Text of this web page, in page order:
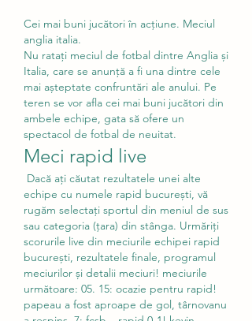
Cei mai buni jucători în acțiune. Meciul
anglia italia.
Nu ratați meciul de fotbal dintre Anglia și
Italia, care se anunță a fi una dintre cele
mai așteptate confruntări ale anului. Pe
teren se vor afla cei mai buni jucători din
ambele echipe, gata să ofere un
spectacol de fotbal de neuitat.
Meci rapid live
echipe cu numele rapid bucurești, vă
rugăm selectați sportul din meniul de sus
sau categoria (țara) din stânga. Urmăriți
scorurile live din meciurile echipei rapid
bucurești, rezultatele finale, programul
meciurilor și detalii meciuri! meciurile
următoare: 05. 15: ocazie pentru rapid!
papeau a fost aproape de gol, târnovanu